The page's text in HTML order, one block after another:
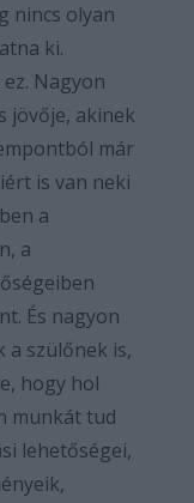
nincs olyan
ki.
Nagyon
jövője, akinek
már
is van neki
a
a
És nagyon
szülőnek is,
hogy hol
munkát tud
lehetőségei,